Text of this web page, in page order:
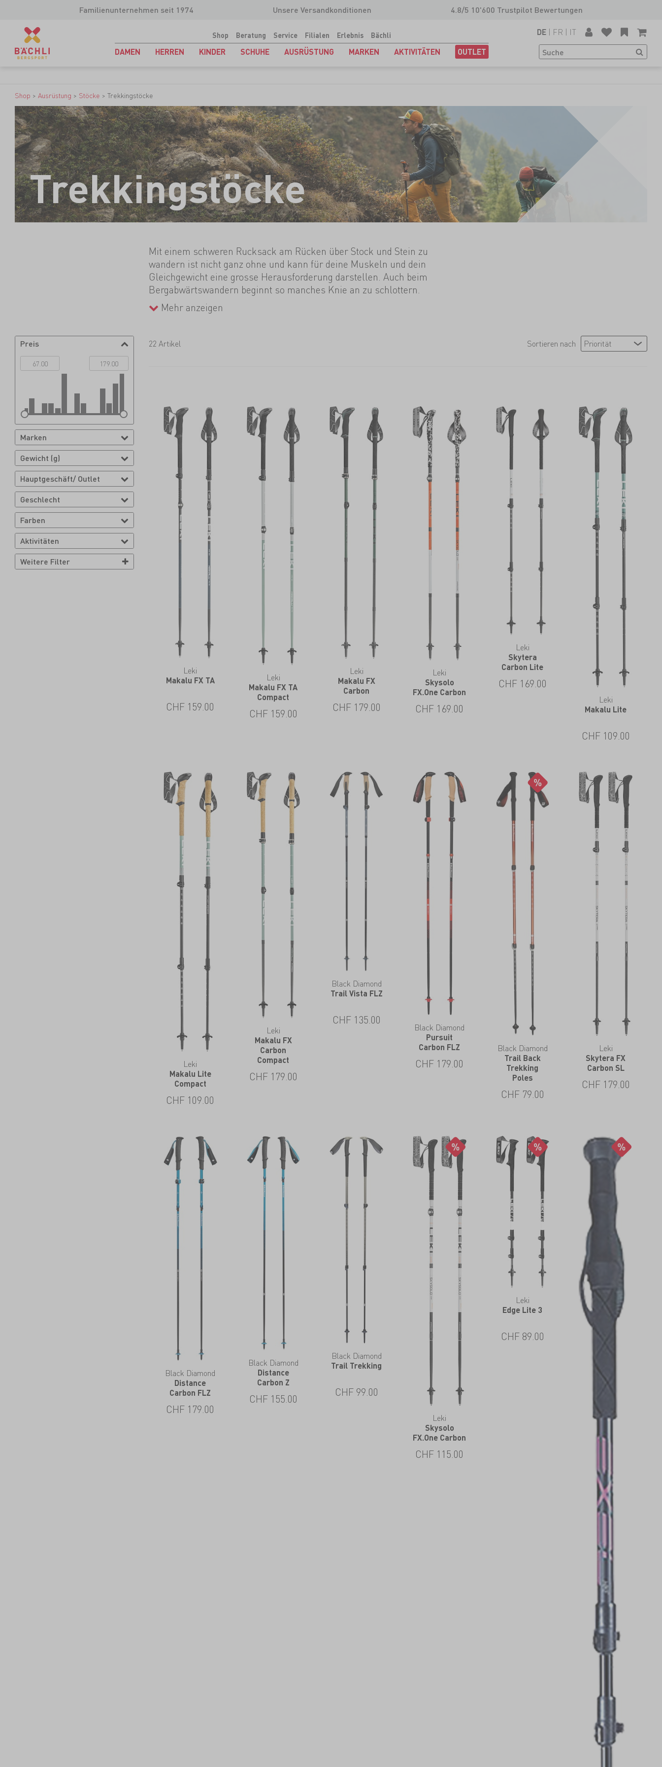
Familienunternehmen seit 1974 Unsere Versandkonditionen 4.8/5 10'600 Trustpilot Bewertungen
Shop Beratung Service Filialen Erlebnis Bächli
DAMEN HERREN KINDER SCHUHE AUSRÜSTUNG MARKEN AKTIVITÄTEN OUTLET
DE | FR | IT
Shop > Ausrüstung > Stöcke > Trekkingstöcke
Trekkingstöcke
Mit einem schweren Rucksack am Rücken über Stock und Stein zu
wandern ist nicht ganz ohne und kann für deine Muskeln und dein
Gleichgewicht eine grosse Herausforderung darstellen. Auch beim
Bergabwärtswandern beginnt so manches Knie an zu schlottern.
Trekkingstöcke helfen dir, dein Gleichgewicht zu halten und können
deine Knie zusätzlich entlasten. Wenn du sie gerade nicht brauchst,
im Gepäck, während Teleskopstöcke an vielen Rucksäcken aussen
Mehr anzeigen
Preis
Marken
Gewicht (g)
Hauptgeschäft/ Outlet
Geschlecht
Farben
Aktivitäten
Weitere Filter
22 Artikel Sortieren nach
Leki
Makalu FX TA
CHF 159.00
Leki
Makalu FX TA
Compact
CHF 159.00
Leki
Makalu FX
Carbon
CHF 179.00
Leki
Skysolo
FX.One Carbon
CHF 169.00
Leki
Skytera
Carbon Lite
CHF 169.00
Leki
Makalu Lite
CHF 109.00
Leki
Makalu Lite
Compact
CHF 109.00
Leki
Makalu FX
Carbon
Compact
CHF 179.00
Black Diamond
Trail Vista FLZ
CHF 135.00
Black Diamond
Pursuit
Carbon FLZ
CHF 179.00
Black Diamond
Trail Back
Trekking
Poles
CHF 79.00
Leki
Skytera FX
Carbon SL
CHF 179.00
Black Diamond
Distance
Carbon FLZ
CHF 179.00
Black Diamond
Distance
Carbon Z
CHF 155.00
Black Diamond
Trail Trekking
CHF 99.00
Leki
Skysolo
FX.One Carbon
CHF 115.00
Leki
Edge Lite 3
CHF 89.00